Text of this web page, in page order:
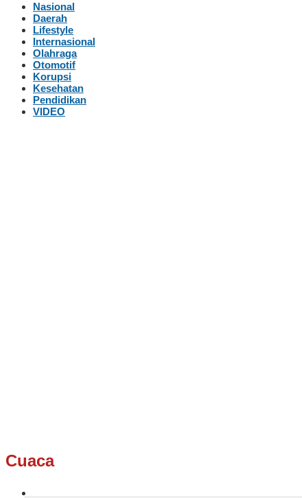
Nasional
Daerah
Lifestyle
Internasional
Olahraga
Otomotif
Korupsi
Kesehatan
Pendidikan
VIDEO
Cuaca